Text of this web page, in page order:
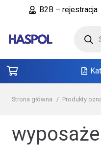
B2B – rejestracja
Strona główna / Produkty